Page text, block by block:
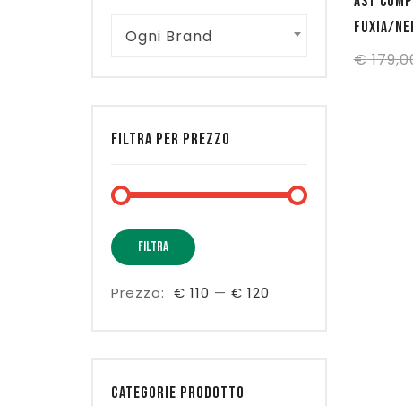
FUXIA/
€
Ogni Brand
FILTRA PER PREZZO
FILTRA
Prezzo: € 110 — € 120
CATEGORIE PRODOTTO